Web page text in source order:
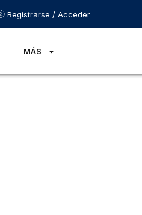
Registrarse / Acceder
MÁS